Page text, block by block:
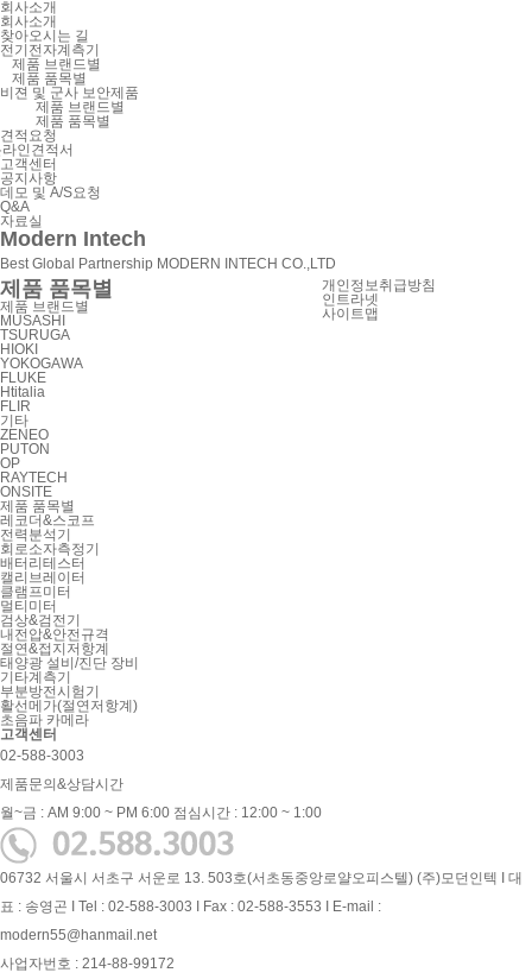
회사소개
회사소개
찾아오시는 길
전기전자계측기
제품 브랜드별
제품 품목별
비젼 및 군사 보안제품
제품 브랜드별
제품 품목별
견적요청
인견적서
고객센터
공지사항
데모 및 A/S요청
Q&A
자료실
Modern Intech
Best Global Partnership MODERN INTECH CO.,LTD
제품 품목별
제품 브랜드별
MUSASHI
TSURUGA
HIOKI
YOKOGAWA
FLUKE
Htitalia
FLIR
기타
ZENEO
PUTON
OP
RAYTECH
ONSITE
제품 품목별
레코더&스코프
전력분석기
회로소자측정기
배터리테스터
캘리브레이터
클램프미터
멀티미터
검상&검전기
내전압&안전규격
절연&접지저항계
태양광 설비/진단 장비
기타계측기
부분방전시험기
활선메가(절연저항계)
초음파 카메라
고객센터
02-588-3003
제품문의&상담시간
월~금 : AM 9:00 ~ PM 6:00 점심시간 : 12:00 ~ 1:00
개인정보취급방침
인트라넷
사이트맵
06732 서울시 서초구 서운로 13. 503호(서초동중앙로얄오피스텔) (주)모던인텍 I 대
표 : 송영곤 I Tel : 02-588-3003 I Fax : 02-588-3553 I E-mail :
modern55@hanmail.net
사업자번호 : 214-88-99172